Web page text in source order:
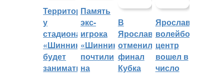
Территорией
у
стадиона
«Шинник»
будет
заниматься
Память
экс-
игрока
«Шинника»
почтили
на
В
Ярославле
отменили
финал
Кубка
Ярославский
волейбольный
центр
вошел в
число